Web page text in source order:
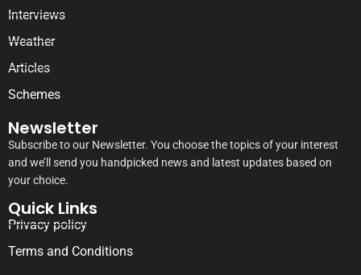
Interviews
Weather
Articles
Schemes
Newsletter
Subscribe to our Newsletter. You choose the topics of your interest
and we’ll send you handpicked news and latest updates based on
your choice.
Quick Links
Privacy policy
Terms and Conditions